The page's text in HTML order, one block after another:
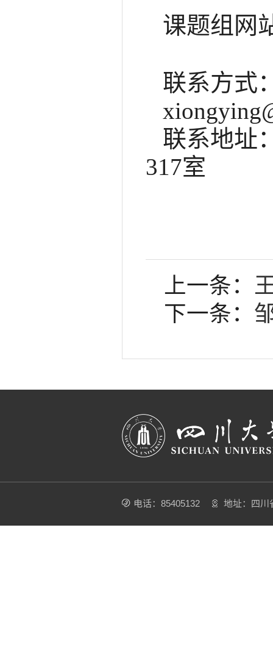
课题组网
联系方式
联系地址
317室
上一条：
下一条：
电话：85405132 地址：四川